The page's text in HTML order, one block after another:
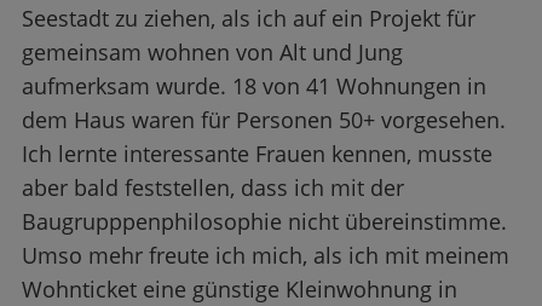
Seestadt zu ziehen, als ich auf ein Projekt für
gemeinsam wohnen von Alt und Jung
aufmerksam wurde. 18 von 41 Wohnungen in
dem Haus waren für Personen 50+ vorgesehen.
Ich lernte interessante Frauen kennen, musste
aber bald feststellen, dass ich mit der
Baugrupppenphilosophie nicht übereinstimme.
Umso mehr freute ich mich, als ich mit meinem
Wohnticket eine günstige Kleinwohnung in